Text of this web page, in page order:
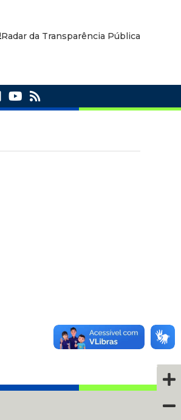
Radar da Transparência Pública